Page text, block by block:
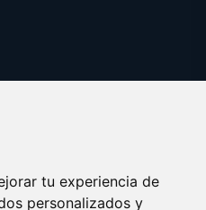
tu experiencia de
personalizados y